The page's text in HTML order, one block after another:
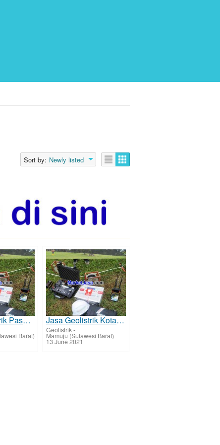
Sort by: Newly listed
Jasa Geolistrik Pasangkayu Mencari Sumber Lapisan Air Bawah Tanah Tarif Biaya Per Titik Murah.txt
Barat)
Jasa Geolistrik Kota Mamuju - Mamuju Mencari Sumber Lapisan Air Bawah Tanah Tarif Biaya Per Titik Mu
Geolistrik-
Mamuju (Sulawesi Barat)
13 June 2021